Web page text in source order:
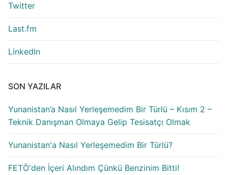
Twitter
Last.fm
LinkedIn
SON YAZILAR
Yunanistan’a Nasıl Yerleşemedim Bir Türlü – Kısım 2 –
Teknik Danışman Olmaya Gelip Tesisatçı Olmak
Yunanistan'a Nasıl Yerleşemedim Bir Türlü?
FETÖ'den İçeri Alındım Çünkü Benzinim Bitti!